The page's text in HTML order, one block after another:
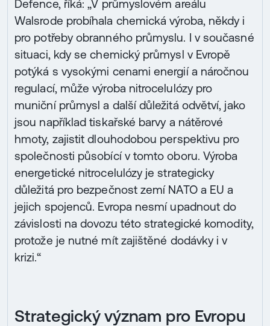
Defence, říká: „V průmyslovém areálu
Walsrode probíhala chemická výroba, někdy i
pro potřeby obranného průmyslu. I v současné
situaci, kdy se chemický průmysl v Evropě
potýká s vysokými cenami energií a náročnou
regulací, může výroba nitrocelulózy pro
muniční průmysl a další důležitá odvětví, jako
jsou například tiskařské barvy a nátěrové
hmoty, zajistit dlouhodobou perspektivu pro
společnosti působící v tomto oboru. Výroba
energetické nitrocelulózy je strategicky
důležitá pro bezpečnost zemí NATO a EU a
jejich spojenců. Evropa nesmí upadnout do
závislosti na dovozu této strategické komodity,
protože je nutné mít zajištěné dodávky i v
krizi.“
Strategický význam pro Evropu